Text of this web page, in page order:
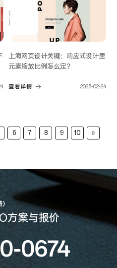
上海网页设计关键：响应式设计里
元素缩放比例怎么定？
查看详情 2025-02-24
6 7 8 9 10 »
方案与报价
0674